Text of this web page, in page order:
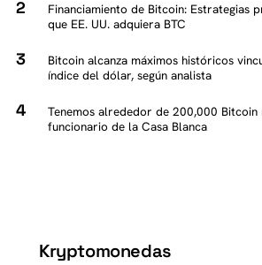
Financiamiento de Bitcoin: Estrategias
que EE. UU. adquiera BTC
Bitcoin alcanza máximos históricos
índice del dólar, según analista
Tenemos alrededor de 200,000 Bitcoin
funcionario de la Casa Blanca
Kryptomonedas